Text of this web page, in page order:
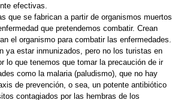
efectivas.
que se fabrican a partir de organismos muertos
que pretendemos combatir. Crean
el organismo para combatir las enfermedades.
ya estar inmunizados, pero no los turistas en
lo que tenemos que tomar la precaución de ir
como la malaria (paludismo), que no hay
de prevención, o sea, un potente antibiótico
contagiados por las hembras de los